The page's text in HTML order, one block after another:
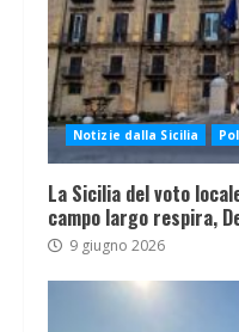
Notizie dalla Sicilia
La Sicilia del voto
campo largo respira,
9 giugno 2026